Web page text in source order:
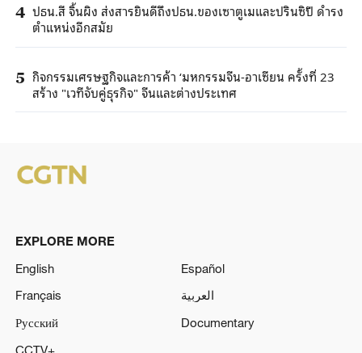
4 ปธน.สี จิ้นผิง ส่งสารยินดีถึงปธน.ของเซาตูเมและปรินซิปี ดำรง
ตำแหน่งอีกสมัย
5 กิจกรรมเศรษฐกิจและการค้า ‘มหกรรมจีน-อาเซียน ครั้งที่ 23
สร้าง "เวทีจับคู่ธุรกิจ" จีนและต่างประเทศ
EXPLORE MORE
English
Español
Français
العربية
Русский
Documentary
CCTV+